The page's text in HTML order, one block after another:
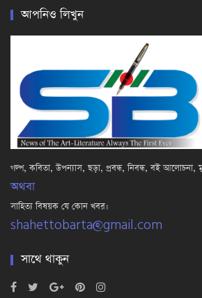
আপনিও লিখুন
গল্প, কবিতা, উপন্যাস, ছড়া, প্রবন্ধ, নিবন্ধ, বই আলোচনা,
অথবা
সাহিত্য বিষয়ক যে কোন খবর।
shahettobarta@gmail.com
সাথে থাকুন